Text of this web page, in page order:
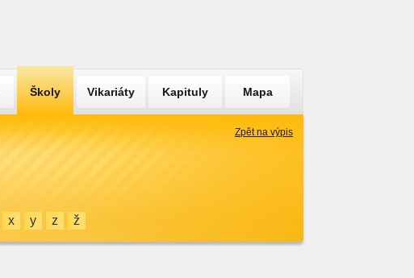
Školy Vikariáty Kapituly Mapa
Zpět na výpis
x y z ž